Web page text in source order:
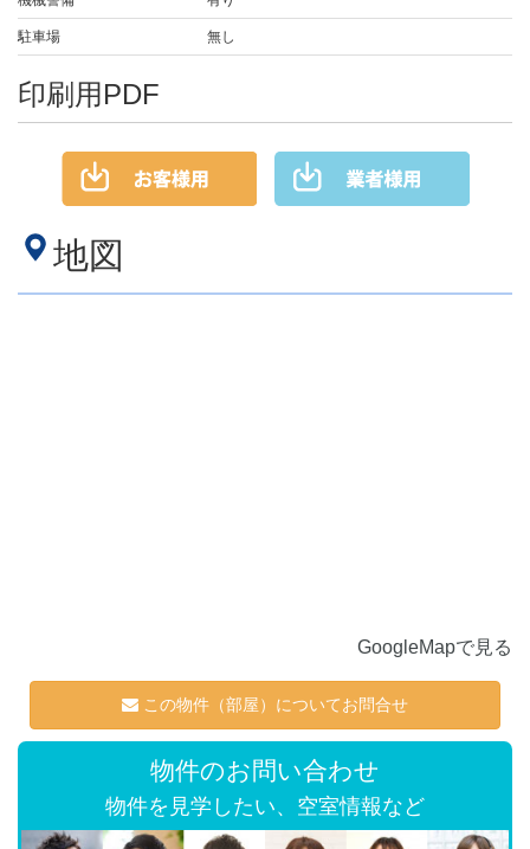
駐車場 無し
印刷用PDF
地図
GoogleMapで見る
この物件（部屋）についてお問合せ
物件のお問い合わせ
物件を見学したい、空室情報など